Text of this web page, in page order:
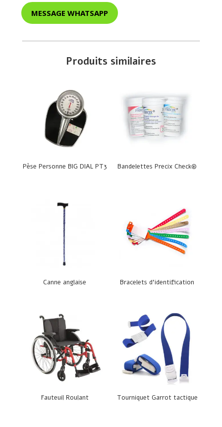
MESSAGE WHATSAPP
Produits similaires
Pèse Personne BIG DIAL PT3 Bandelettes Precix Check®
Canne anglaise Bracelets d’identification
Fauteuil Roulant Tourniquet Garrot tactique